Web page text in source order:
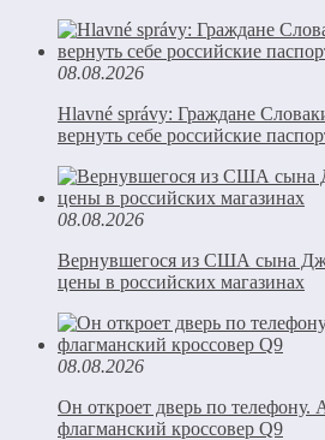
08.08.2026
Hlavné správy: Граждане
вернуть себе российские
08.08.2026
Вернувшегося из США сына
цены в российских магазинах
08.08.2026
Он откроет дверь по телефону.
флагманский кроссовер Q9